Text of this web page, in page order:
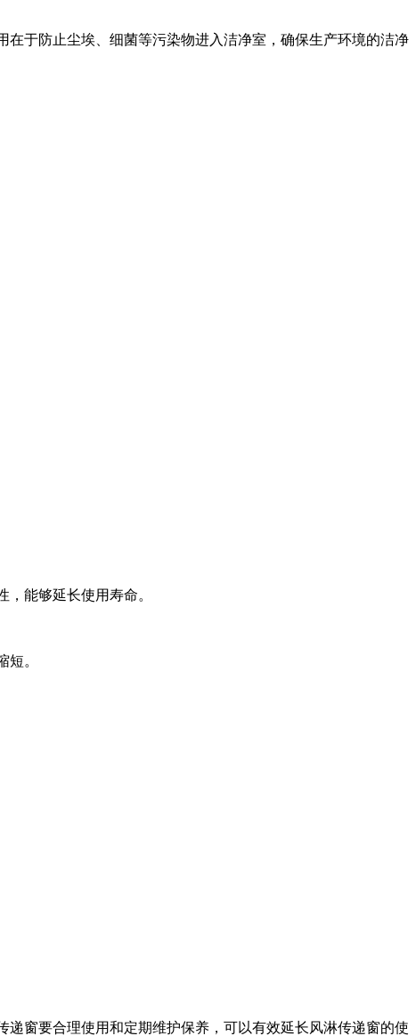
于防止尘埃、细菌等污染物进入洁净室，确保生产环境的洁净
能够延长使用寿命。
。
窗要合理使用和定期维护保养，可以有效延长风淋传递窗的使